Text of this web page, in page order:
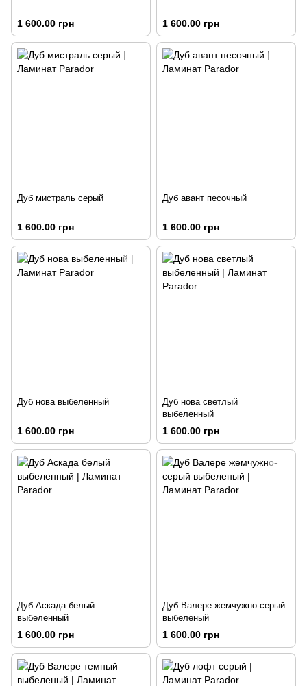
1 600.00 грн 1 600.00 грн
Дуб мистраль серый
1 600.00 грн
Дуб авант песочный
1 600.00 грн
Дуб нова выбеленный
1 600.00 грн
Дуб нова светлый
выбеленный
1 600.00 грн
Дуб Аскада белый
выбеленный
1 600.00 грн
Дуб Валере жемчужно-серый
выбеленый
1 600.00 грн